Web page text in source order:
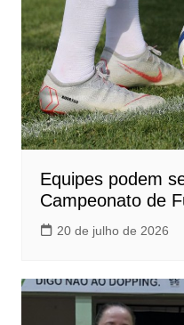
Equipes podem
Campeonato de
20 de julho de 2026